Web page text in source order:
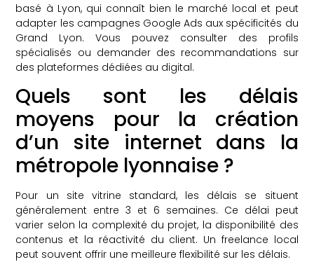
basé à Lyon, qui connaît bien le marché local et peut
adapter les campagnes Google Ads aux spécificités du
Grand Lyon. Vous pouvez consulter des profils
spécialisés ou demander des recommandations sur
des plateformes dédiées au digital.
Quels sont les délais
moyens pour la création
d’un site internet dans la
métropole lyonnaise ?
Pour un site vitrine standard, les délais se situent
généralement entre 3 et 6 semaines. Ce délai peut
varier selon la complexité du projet, la disponibilité des
contenus et la réactivité du client. Un freelance local
peut souvent offrir une meilleure flexibilité sur les délais.